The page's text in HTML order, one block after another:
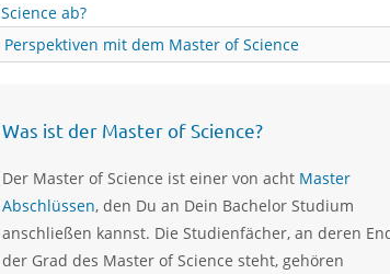
Science ab?
Perspektiven mit dem Master of Science
Was ist der Master of Science?
Der Master of Science ist einer von acht Master
Abschlüssen, den Du an Dein Bachelor Studium
anschließen kannst. Die Studienfächer, an deren
der Grad des Master of Science steht, gehören